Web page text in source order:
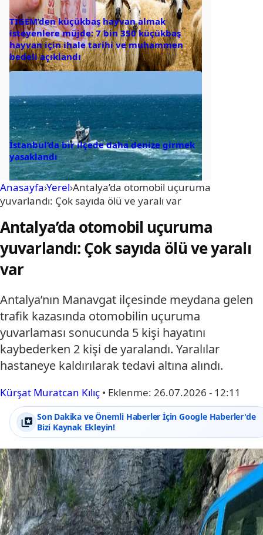
TİGEM’den küçükbaş hayvan almak
isteyenlere müjde: 7 bin 350 küçükbaş
hayvan için ihale tarihi ve muhammen
bedeli açıklandı
İstanbul’da bir ilçede daha denize girmek
yasaklandı
Anasayfa›Yerel›Antalya’da otomobil uçuruma
yuvarlandı: Çok sayıda ölü ve yaralı var
Antalya’da otomobil uçuruma
yuvarlandı: Çok sayıda ölü ve yaralı
var
Antalya’nın Manavgat ilçesinde meydana gelen
trafik kazasında otomobilin uçuruma
yuvarlaması sonucunda 5 kişi hayatını
kaybederken 2 kişi de yaralandı. Yaralılar
hastaneye kaldırılarak tedavi altına alındı.
Kürşat Muratcan Kılıç • Eklenme: 26.07.2026 - 12:11
Son Dakika ve Önemli Haberler İçin Google Haberler'de
Bizi Kaynak Ekleyin!